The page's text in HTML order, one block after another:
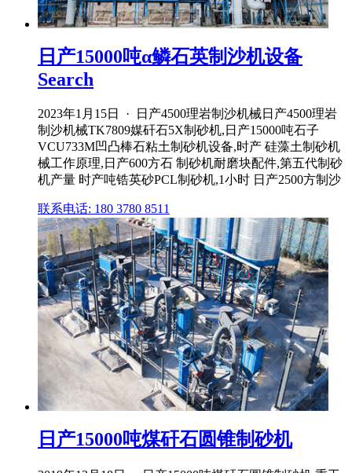
日产15000吨α鳞石英制沙机设备
Search
2023年1月15日 · 日产4500理岩制沙机械日产4500理岩
制沙机械TK7809媒矸石5X制砂机,日产15000吨石子
VCU733M凹凸棒石粘土制砂机设备,时产 硅藻土制砂机
械工作原理,日产600方石 制砂机耐磨块配件,第五代制砂
机产量 时产吨锆英砂PCL制砂机,1小时 日产2500方制沙
联系电话: 180 3780 8511
日产15000吨煤矸石圆锥制砂机